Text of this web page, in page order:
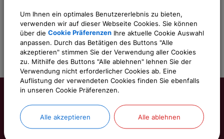
Kommunale Bücherei / Bibliothek; Ausleihe
Gemeinde Kalchreuth
Um Ihnen ein optimales Benutzererlebnis zu bieten,
verwenden wir auf dieser Webseite Cookies. Sie können
über die Cookie Präferenzen Ihre aktuelle Cookie Auswahl
anpassen. Durch das Betätigen des Buttons "Alle
akzeptieren" stimmen Sie der Verwendung aller Cookies
zu. Mithilfe des Buttons "Alle ablehnen" lehnen Sie der
Verwendung nicht erforderlicher Cookies ab. Eine
Auflistung der verwendeten Cookies finden Sie ebenfalls
in unseren Cookie Präferenzen.
Alle akzeptieren Alle ablehnen